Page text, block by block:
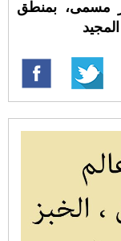
مسمى، بمنطق